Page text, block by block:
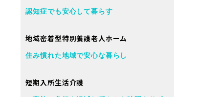
認知症でも安心して暮らす
地域密着型特別養護老人ホーム
住み慣れた地域で安心な暮らし
短期入所生活介護